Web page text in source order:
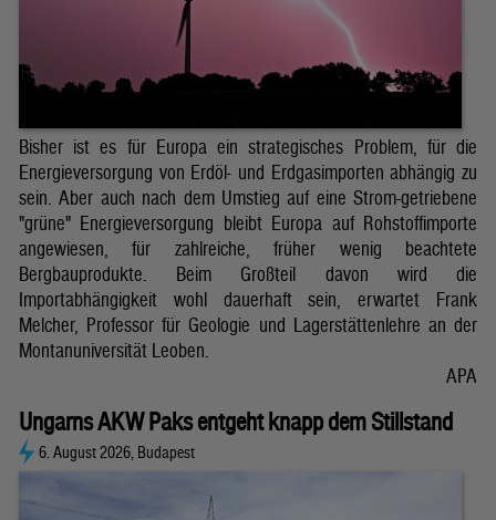
Bisher ist es für Europa ein strategisches Problem, für die
Energieversorgung von Erdöl- und Erdgasimporten abhängig zu
sein. Aber auch nach dem Umstieg auf eine Strom-getriebene
"grüne" Energieversorgung bleibt Europa auf Rohstoffimporte
angewiesen, für zahlreiche, früher wenig beachtete
Bergbauprodukte. Beim Großteil davon wird die
Importabhängigkeit wohl dauerhaft sein, erwartet Frank
Melcher, Professor für Geologie und Lagerstättenlehre an der
Montanuniversität Leoben.
APA
Ungarns AKW Paks entgeht knapp dem Stillstand
6. August 2026, Budapest